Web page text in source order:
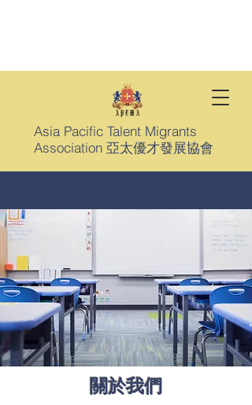
Asia Pacific Talent Migrants
Association 亞太優才發展協會
​關於我們